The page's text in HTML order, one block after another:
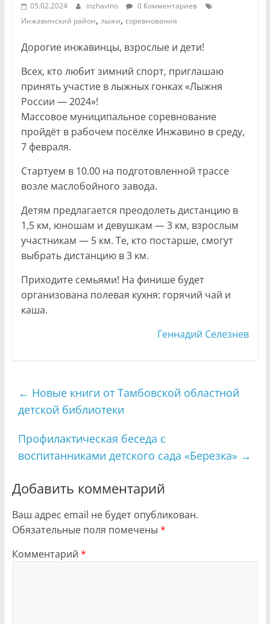
05.02.2024 inzhavino
0 Комментариев
Инжавинский район, лыжи, соревнования
Дорогие инжавинцы, взрослые и дети!
Всех, кто любит зимний спорт, приглашаю
принять участие в лыжных гонках «Лыжня
России — 2024»!
Массовое муниципальное соревнование
пройдёт в рабочем посёлке Инжавино в среду,
7 февраля.
Стартуем в 10.00 на подготовленной трассе
возле маслобойного завода.
Детям предлагается преодолеть дистанцию в
1,5 км, юношам и девушкам — 3 км, взрослым
участникам — 5 км. Те, кто постарше, смогут
выбрать дистанцию в 3 км.
Приходите семьями! На финише будет
организована полевая кухня: горячий чай и
каша.
Геннадий Селезнев
← Новые книги от Тамбовской областной
детской библиотеки
Профилактическая беседа с
воспитанниками детского сада «Березка» →
Добавить комментарий
Ваш адрес email не будет опубликован.
Обязательные поля помечены *
Комментарий *